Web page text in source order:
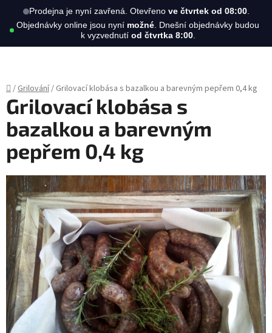
Prodejna je nyní zavřená. Otevřeno ve čtvrtek od 08:00.
Objednávky online jsou nyní možné . Dnešní objednávky budou
k vyzvednutí od čtvrtka 8:00.
Hledat
KOŠÍK
Domů
/Grilování/ Grilovací klobása s bazalkou a barevným pepřem 0,4 kg
Grilovací klobása s
bazalkou a barevným
pepřem 0,4 kg